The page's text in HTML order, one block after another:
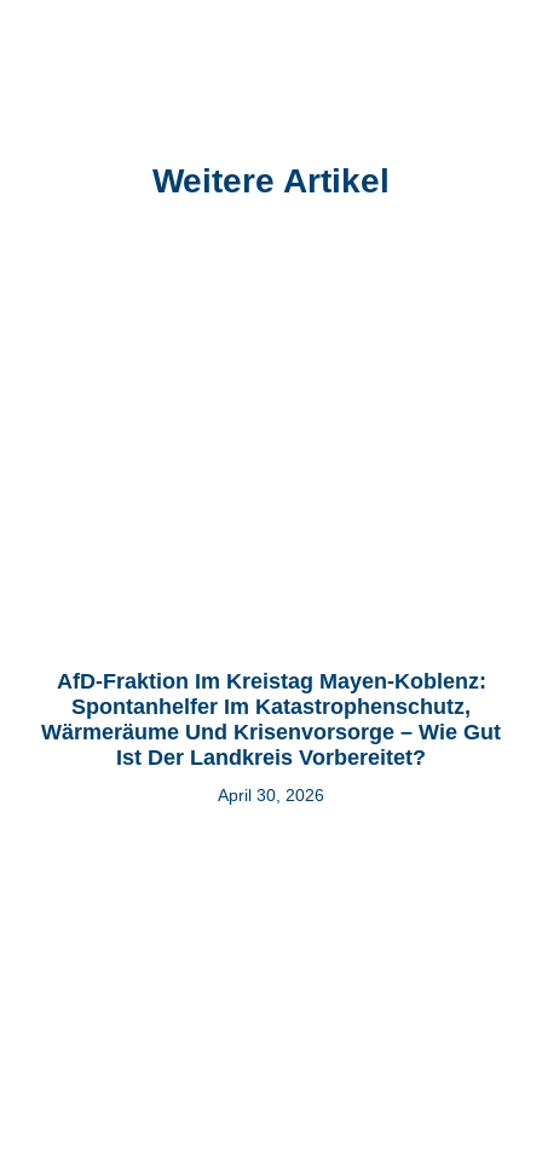
Weitere Artikel
AfD-Fraktion Im Kreistag Mayen-Koblenz:
Spontanhelfer Im Katastrophenschutz,
Wärmeräume Und Krisenvorsorge – Wie Gut
Ist Der Landkreis Vorbereitet?
April 30, 2026